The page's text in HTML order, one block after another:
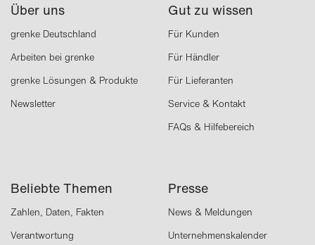
Über uns
grenke Deutschland
Arbeiten bei grenke
grenke Lösungen & Produkte
Newsletter
Gut zu wissen
Für Kunden
Für Händler
Für Lieferanten
Service & Kontakt
FAQs & Hilfebereich
Beliebte Themen
Zahlen, Daten, Fakten
Verantwortung
Presse
News & Meldungen
Unternehmenskalender